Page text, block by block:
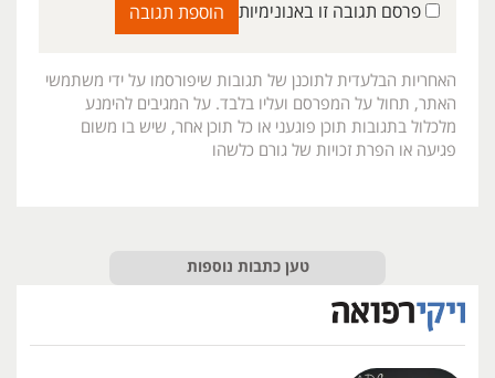
פרסם תגובה זו באנונימיות
האחריות הבלעדית לתוכנן של תגובות שיפורסמו על ידי משתמשי
האתר, תחול על המפרסם ועליו בלבד. על המגיבים להימנע
מלכלול בתגובות תוכן פוגעני או כל תוכן אחר, שיש בו משום
פגיעה או הפרת זכויות של גורם כלשהו
טען כתבות נוספות